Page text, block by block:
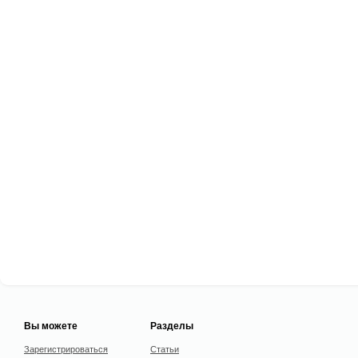
Вы можете
Зарегистрироваться
Разделы
Статьи